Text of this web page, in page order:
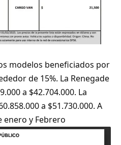
modelos beneficiados por
de 15%. La Renegade
a $42.704.000. La
a $51.730.000. A
enero y Febrero